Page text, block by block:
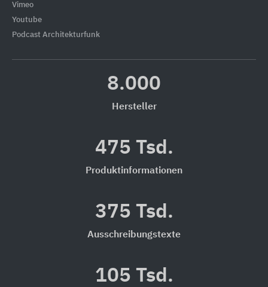
Vimeo
Youtube
Podcast Architekturfunk
8.000
Hersteller
475 Tsd.
Produktinformationen
375 Tsd.
Ausschreibungstexte
105 Tsd.